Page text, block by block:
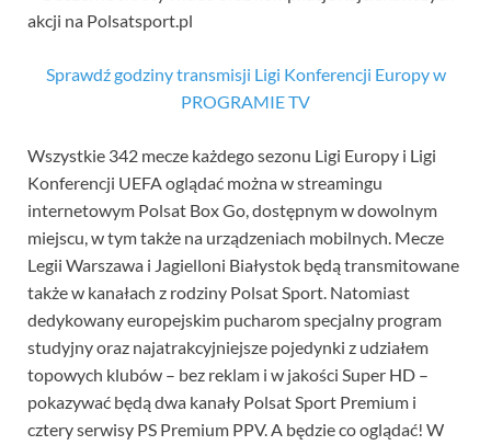
akcji na Polsatsport.pl
Sprawdź godziny transmisji Ligi Konferencji Europy w
PROGRAMIE TV
Wszystkie 342 mecze każdego sezonu Ligi Europy i Ligi
Konferencji UEFA oglądać można w streamingu
internetowym Polsat Box Go, dostępnym w dowolnym
miejscu, w tym także na urządzeniach mobilnych. Mecze
Legii Warszawa i Jagielloni Białystok będą transmitowane
także w kanałach z rodziny Polsat Sport. Natomiast
dedykowany europejskim pucharom specjalny program
studyjny oraz najatrakcyjniejsze pojedynki z udziałem
topowych klubów – bez reklam i w jakości Super HD –
pokazywać będą dwa kanały Polsat Sport Premium i
cztery serwisy PS Premium PPV. A będzie co oglądać! W